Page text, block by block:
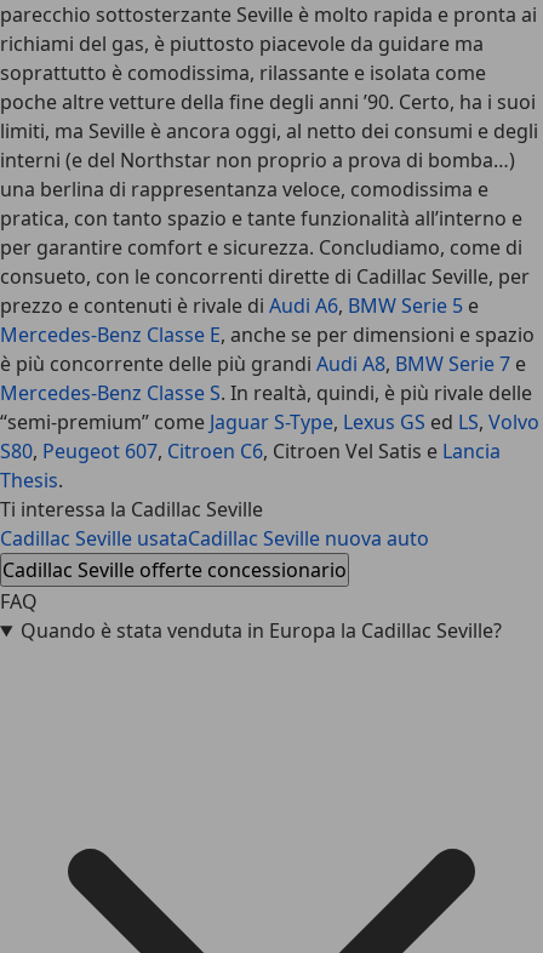
parecchio sottosterzante Seville è molto rapida e pronta ai
richiami del gas, è piuttosto piacevole da guidare ma
soprattutto è comodissima, rilassante e isolata come
poche altre vetture della fine degli anni ’90. Certo, ha i suoi
limiti, ma Seville è ancora oggi, al netto dei consumi e degli
interni (e del Northstar non proprio a prova di bomba…)
una berlina di rappresentanza veloce, comodissima e
pratica, con tanto spazio e tante funzionalità all’interno e
per garantire comfort e sicurezza. Concludiamo, come di
consueto, con le concorrenti dirette di Cadillac Seville, per
prezzo e contenuti è rivale di Audi A6, BMW Serie 5 e
Mercedes-Benz Classe E, anche se per dimensioni e spazio
è più concorrente delle più grandi Audi A8, BMW Serie 7 e
Mercedes-Benz Classe S. In realtà, quindi, è più rivale delle
“semi-premium” come Jaguar S-Type, Lexus GS ed LS, Volvo
S80, Peugeot 607, Citroen C6, Citroen Vel Satis e Lancia
Thesis.
Ti interessa la Cadillac Seville
Cadillac Seville usataCadillac Seville nuova auto
Cadillac Seville offerte concessionario
FAQ
Quando è stata venduta in Europa la Cadillac Seville?